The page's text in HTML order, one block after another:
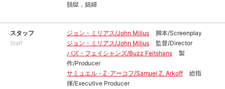
脱獄，娼婦
スタッフ
Staff
ジョン・ミリアス/John Milius
脚本/Screenplay
ジョン・ミリアス/John Milius
監督/Director
バズ・フェイシャンズ/Buzz Feitshans
製
作/Producer
サミュエル・Z･アーコフ/Samuel Z. Arkoff
総指
揮/Executive Producer